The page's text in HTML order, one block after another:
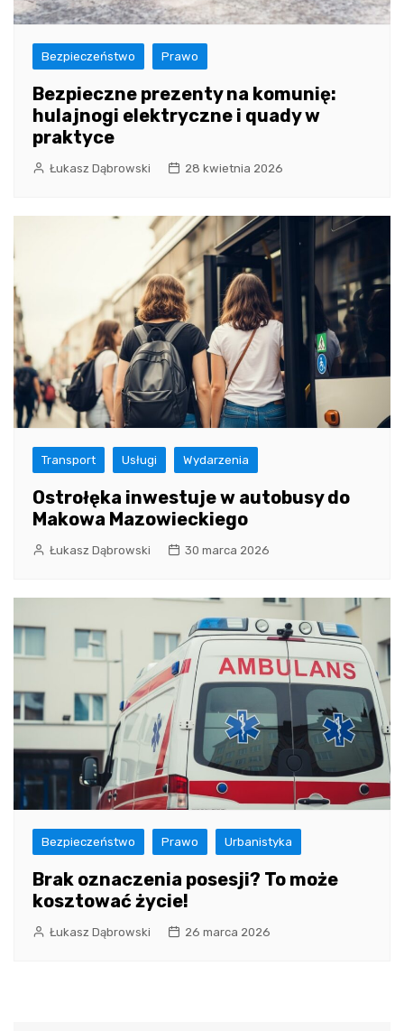
Bezpieczeństwo Prawo
Bezpieczne prezenty na komunię:
hulajnogi elektryczne i quady w
praktyce
Łukasz Dąbrowski 28 kwietnia 2026
Transport Usługi Wydarzenia
Ostrołęka inwestuje w autobusy do
Makowa Mazowieckiego
Łukasz Dąbrowski 30 marca 2026
Bezpieczeństwo Prawo Urbanistyka
Brak oznaczenia posesji? To może
kosztować życie!
Łukasz Dąbrowski 26 marca 2026